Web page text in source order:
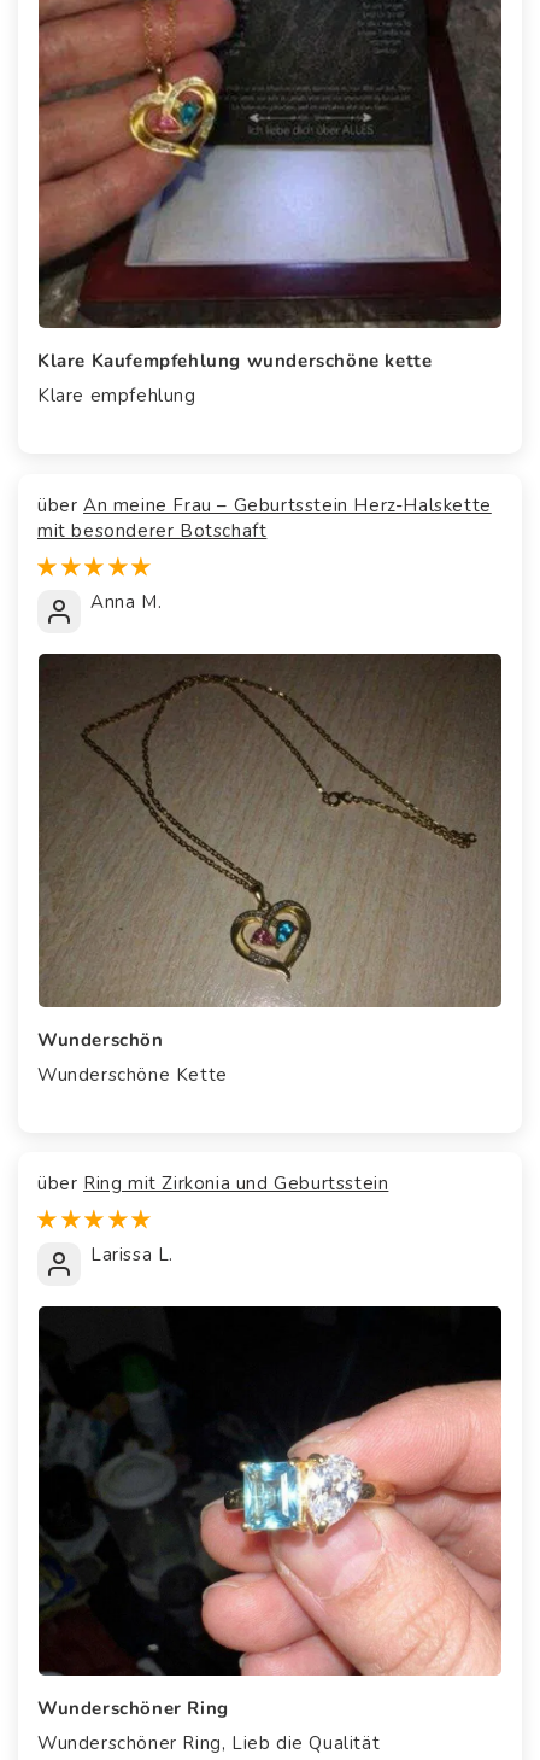
Klare Kaufempfehlung wunderschöne kette
Klare empfehlung
An meine Frau – Geburtsstein Herz-Halskette
mit besonderer Botschaft
Anna M.
Wunderschön
Wunderschöne Kette
Ring mit Zirkonia und Geburtsstein
Larissa L.
Wunderschöner Ring
Wunderschöner Ring, Lieb die Qualität